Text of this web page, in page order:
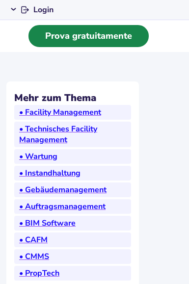
Login
Prova gratuitamente
Mehr zum Thema
• Facility Management
• Technisches Facility
Management
• Wartung
• Instandhaltung
• Gebäudemanagement
• Auftragsmanagement
• BIM Software
• CAFM
• CMMS
• PropTech